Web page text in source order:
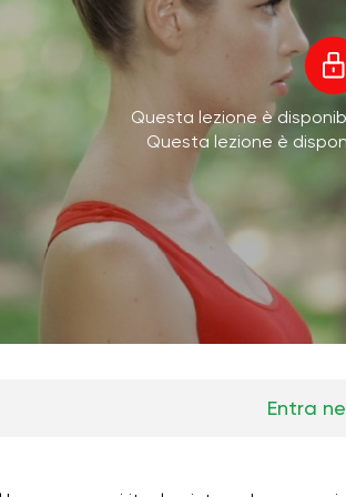
Questa lezione è
Questa lezione è
Entra